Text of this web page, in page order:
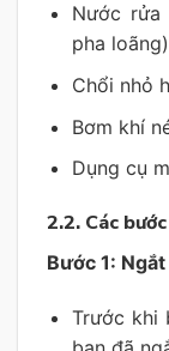
Nước
pha
Chổi nhỏ
Bơm khí
Dụng cụ
2.2. Các
Bước 1:
Trước khi